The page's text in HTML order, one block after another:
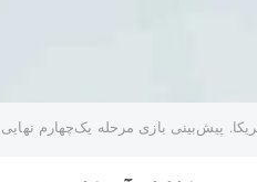
پیش‌بینی بازی مرحله یک‌چهارم